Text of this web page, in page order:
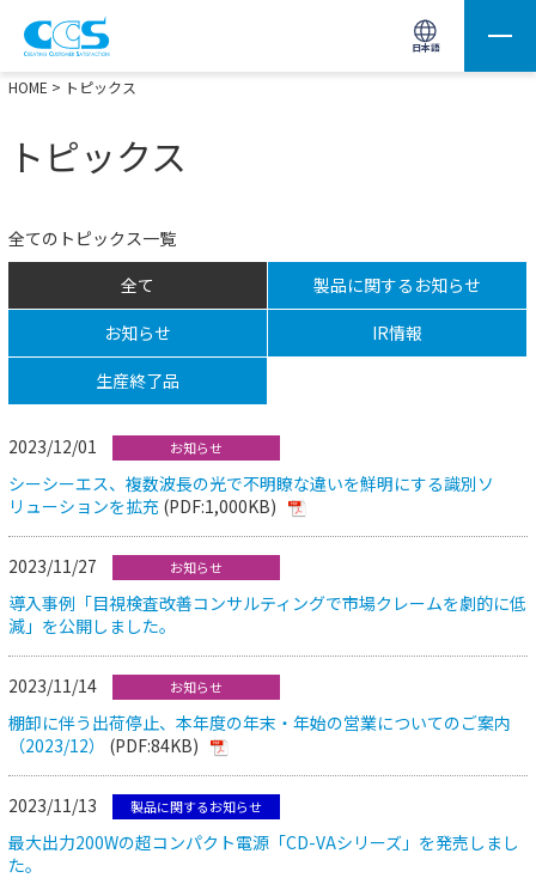
日本語
画像処理用の製品検索 サイト内検索(Enterで実行)
HOME > トピックス
トピックス
全てのトピックス一覧
全て
製品に関するお知らせ
お知らせ
IR情報
生産終了品
2023/12/01 お知らせ
シーシーエス、複数波長の光で不明瞭な違いを鮮明にする識別ソ
リューションを拡充 (PDF:1,000KB)
2023/11/27 お知らせ
導入事例「目視検査改善コンサルティングで市場クレームを劇的に低
減」を公開しました。
2023/11/14 お知らせ
棚卸に伴う出荷停止、本年度の年末・年始の営業についてのご案内
（2023/12）
(PDF:84KB)
2023/11/13 製品に関するお知らせ
最大出力200Wの超コンパクト電源「CD-VAシリーズ」を発売しまし
た。